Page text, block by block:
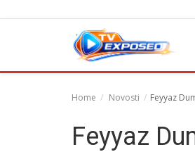
Home Novosti Feyyaz
Feyyaz